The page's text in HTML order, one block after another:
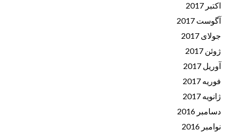
اکتبر 2017
آگوست 2017
جولای 2017
ژوئن 2017
آوریل 2017
فوریه 2017
ژانویه 2017
دسامبر 2016
نوامبر 2016